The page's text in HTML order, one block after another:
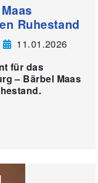
Ruhestand
11.01.2026
für das
– Bärbel Maas